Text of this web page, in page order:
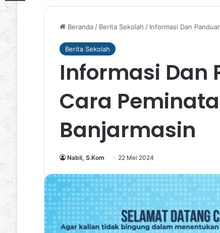
Beranda / Berita Sekolah / Informasi Dan
Berita Sekolah
Informasi Dan
Cara
Banjarmasin
Nabil, S.Kom 22 Mei 2024